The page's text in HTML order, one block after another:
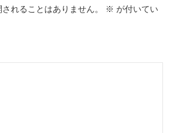
れることはありません。 ※ が付いてい